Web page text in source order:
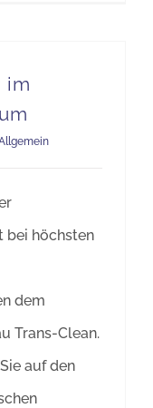
im
bei höchsten
dem
Trans-Clean.
auf den